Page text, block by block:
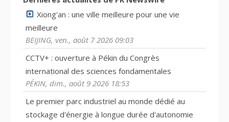
Xiong'an : une ville meilleure pour une vie
meilleure
BEIJING, ven., août 7 2026 09:03
CCTV+ : ouverture à Pékin du Congrès
international des sciences fondamentales
PÉKIN, dim., août 9 2026 18:53
Le premier parc industriel au monde dédié au
stockage d'énergie à longue durée d'autonomie